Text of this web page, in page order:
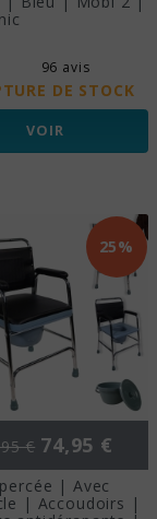
96 avis
DE STOCK
VOIR
de base
€ Prix
74,95 €
| Avec
| Accoudoirs |
25%